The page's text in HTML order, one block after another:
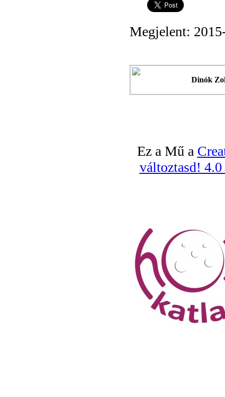
Megjelent:
Dinók
Ez a Mű a
változtasd!